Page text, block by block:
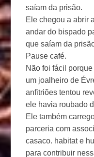
saíam da prisão.
Ele chegou a abrir
andar do bispado
que saíam da
Pause café.
Não foi fácil
um joalheiro de
anfitriões tentou
ele havia roubado
Ele também
parceria com
casaco. habitat e
para contribuir